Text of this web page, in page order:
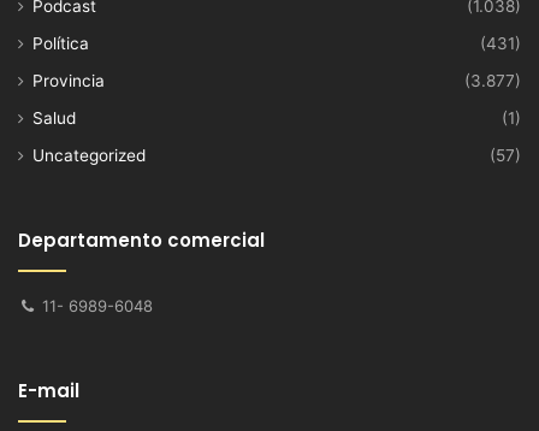
Podcast
(1.038)
Política
(431)
Provincia
(3.877)
Salud
(1)
Uncategorized
(57)
Departamento comercial
11- 6989-6048
E-mail